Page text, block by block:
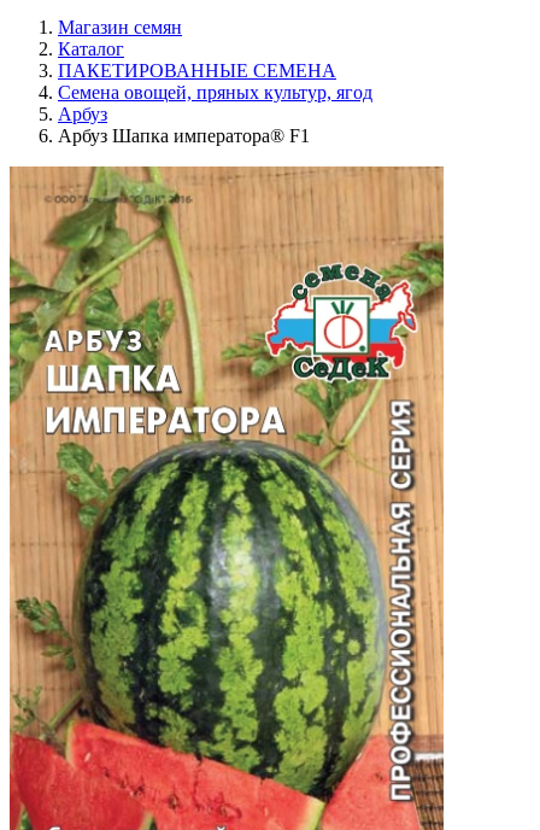
Магазин семян
Каталог
ПАКЕТИРОВАННЫЕ СЕМЕНА
Семена овощей, пряных культур, ягод
Арбуз
Арбуз Шапка императора® F1